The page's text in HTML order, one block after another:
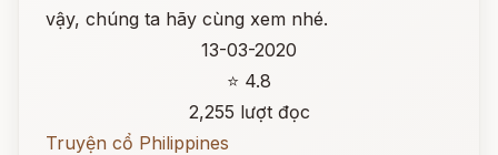
vậy, chúng ta hãy cùng xem nhé.
13-03-2020
⭐ 4.8
2,255 lượt đọc
Truyện cổ Philippines